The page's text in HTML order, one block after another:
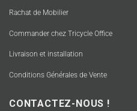
Rachat de Mobilier
Commander chez Tricycle Office
Livraison et installation
Conditions Générales de Vente
CONTACTEZ-NOUS !